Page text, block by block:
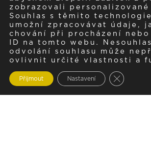
zobrazovali personalizované
Souhlas s těmito
umožní zpracovávat údaje,
chování při procházení nebo
ID na tomto webu.
odvolání souhlasu může
ovlivnit určité vlastnosti a
Přijmout Nastavení Zavřít